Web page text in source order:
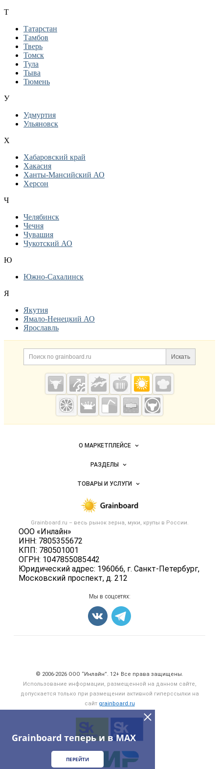
Grainboard теперь и в MAX
ПЕРЕЙТИ
Т
Татарстан
Тамбов
Тверь
Томск
Тула
Тыва
Тюмень
У
Удмуртия
Ульяновск
Х
Хабаровский край
Хакасия
Ханты-Мансийский АО
Херсон
Ч
Челябинск
Чечня
Чувашия
Чукотский АО
Ю
Южно-Сахалинск
Я
Якутия
Ямало-Ненецкий АО
Ярославль
Дополнительная информация
Поиск по сайту и
Искать
Cсылки на полезные проекты
Grainboard.ru
— зерно и
мука
Важные разделы и контакты
Grainboard.ru – весь рынок зерна, муки, крупы в России.
ООО «Инлайн»
ИНН: 7805355672
КПП: 780501001
ОГРН: 1047855085442
Юридический адрес: 196066, г. Санкт-Петербург,
Московский проспект, д. 212
Навигация по сайтуО МАРКЕТПЛЕЙСЕ
Новости Grainboard.ru
Размещение рекламы
Публичная оферта
Контактная информация
Политика обработки персональных данных
РАЗДЕЛЫ
Объявления
Новости рынка
ТОВАРЫ И УСЛУГИ
Мука
Оборудование
Прочее
Карта объявлений
Мы в соцсетях:
© 2006‑2026 ООО “Инлайн”. 12+ Все права защищены.
Использование информации, размещенной на данном сайте,
допускается только при размещении активной гиперссылки на
сайт grainboard.ru